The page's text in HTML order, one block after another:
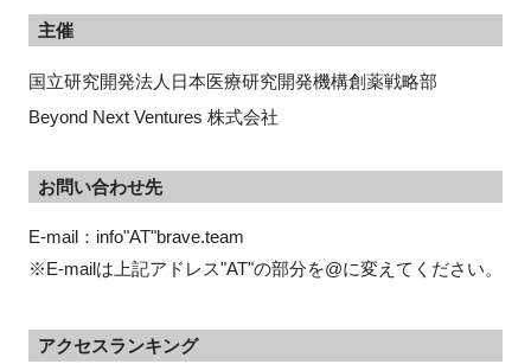
主催
国立研究開発法人日本医療研究開発機構創薬戦略部
Beyond Next Ventures 株式会社
お問い合わせ先
E-mail：info"AT"brave.team
※E-mailは上記アドレス"AT"の部分を@に変えてください。
アクセスランキング